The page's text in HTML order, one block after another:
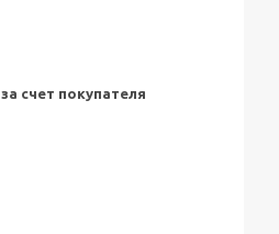
за счет покупателя